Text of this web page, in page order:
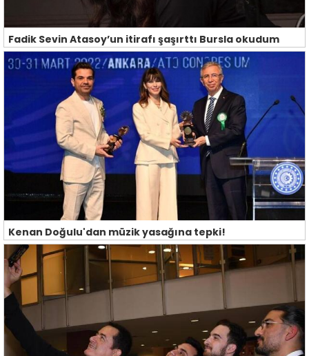
Fadik Sevin Atasoy’un itirafı şaşırttı Bursla okudum
Kenan Doğulu'dan müzik yasağına tepki!